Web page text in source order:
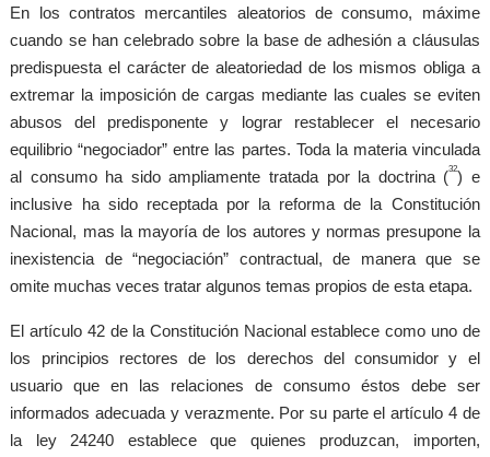
En los contratos mercantiles aleatorios de consumo, máxime
cuando se han celebrado sobre la base de adhesión a cláusulas
predispuesta el carácter de aleatoriedad de los mismos obliga a
extremar la imposición de cargas mediante las cuales se eviten
abusos del predisponente y lograr restablecer el necesario
equilibrio “negociador” entre las partes. Toda la materia vinculada
al consumo ha sido ampliamente tratada por la doctrina (32) e
inclusive ha sido receptada por la reforma de la Constitución
Nacional, mas la mayoría de los autores y normas presupone la
inexistencia de “negociación” contractual, de manera que se
omite muchas veces tratar algunos temas propios de esta etapa.
El artículo 42 de la Constitución Nacional establece como uno de
los principios rectores de los derechos del consumidor y el
usuario que en las relaciones de consumo éstos debe ser
informados adecuada y verazmente. Por su parte el artículo 4 de
la ley 24240 establece que quienes produzcan, importen,